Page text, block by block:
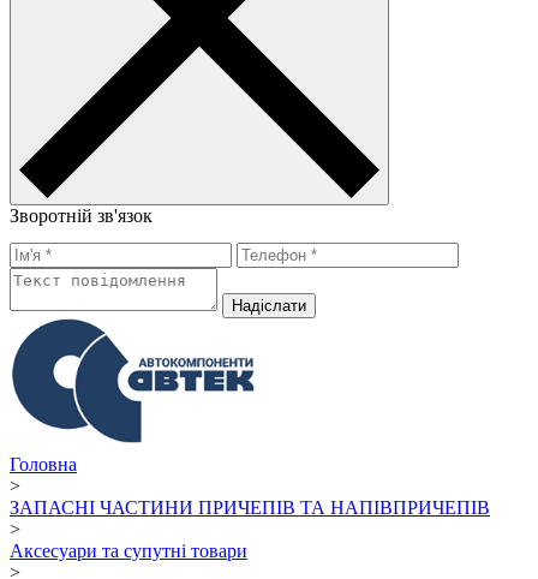
Зворотній зв'язок
Надiслати
Головна
>
ЗАПАСНІ ЧАСТИНИ ПРИЧЕПІВ ТА НАПІВПРИЧЕПІВ
>
Аксесуари та супутні товари
>